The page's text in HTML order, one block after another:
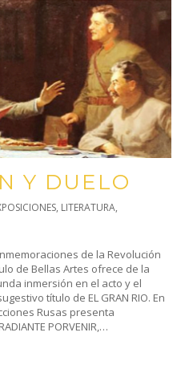
Y DUELO
, LITERATURA,
de la Revolución
de Bellas Artes ofrece de la
inmersión en el acto y el
título de EL GRAN RIO. En
Rusas presenta
PORVENIR,…